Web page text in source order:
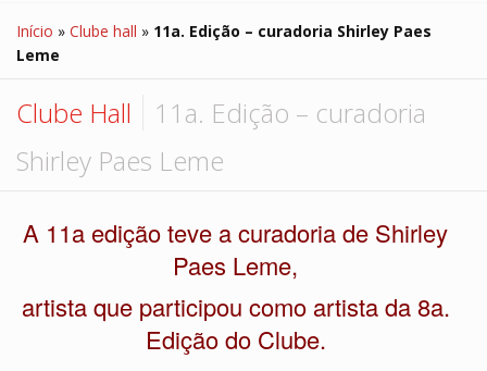
Edição Anteriores
Arte Store
Hall de Encontros
Monte sua coleção
Início » Clube hall » 11a. Edição – curadoria Shirley Paes
Leme
Clube Hall
11a. Edição – curadoria
Shirley Paes Leme
A 11a edição teve a curadoria de Shirley
Paes Leme,
artista que participou como artista da 8a.
Edição do Clube.